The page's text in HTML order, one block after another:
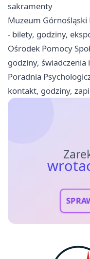
sakramenty
Muzeum
- bilety, godziny,
Ośrodek Pomocy
godziny, świadczenia
Poradnia
kontakt, godziny,